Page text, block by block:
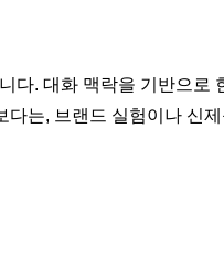
다. 대화 맥락을 기반으로
는, 브랜드 실험이나 신